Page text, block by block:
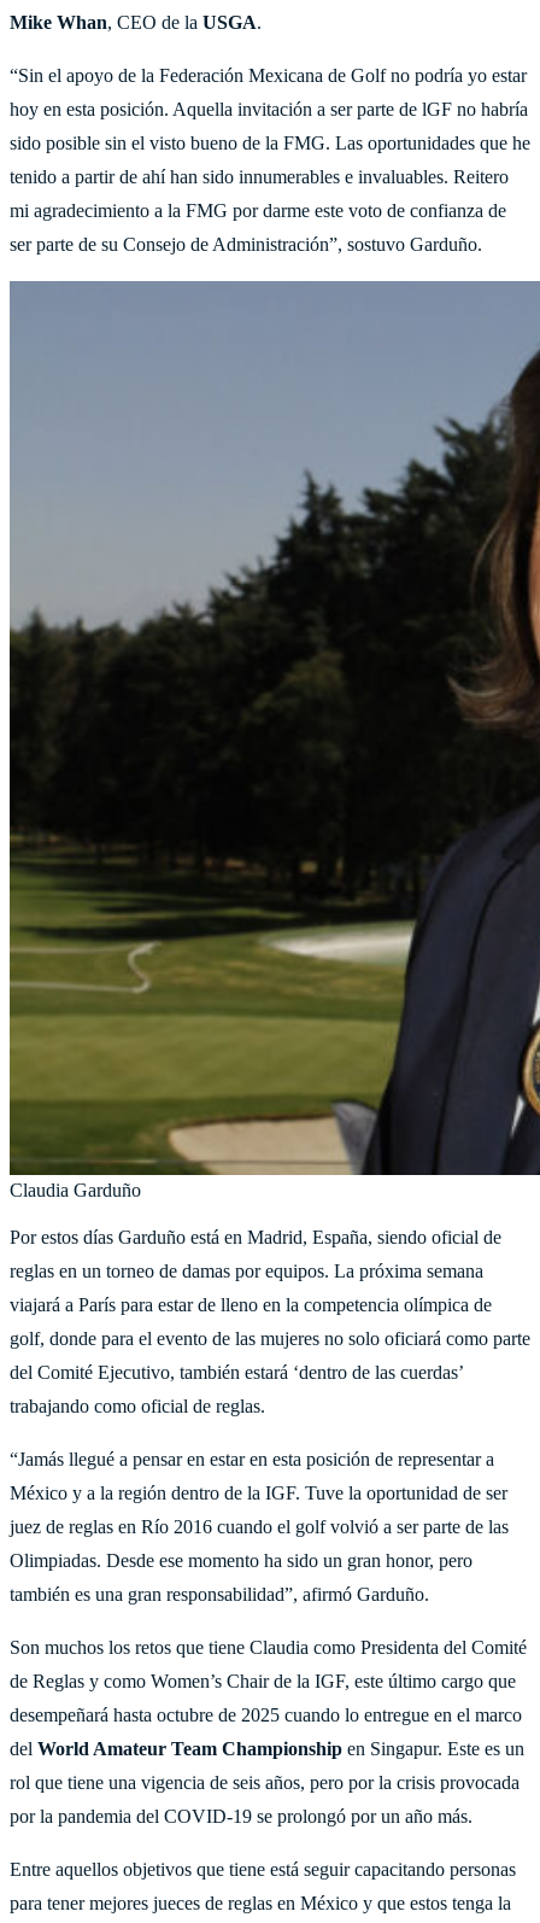
Mike Whan, CEO de la USGA.
“Sin el apoyo de la Federación Mexicana de Golf no podría yo estar
hoy en esta posición. Aquella invitación a ser parte de lGF no habría
sido posible sin el visto bueno de la FMG. Las oportunidades que he
tenido a partir de ahí han sido innumerables e invaluables. Reitero
mi agradecimiento a la FMG por darme este voto de confianza de
ser parte de su Consejo de Administración”, sostuvo Garduño.
Claudia Garduño
Por estos días Garduño está en Madrid, España, siendo oficial de
reglas en un torneo de damas por equipos. La próxima semana
viajará a París para estar de lleno en la competencia olímpica de
golf, donde para el evento de las mujeres no solo oficiará como parte
del Comité Ejecutivo, también estará ‘dentro de las cuerdas’
trabajando como oficial de reglas.
“Jamás llegué a pensar en estar en esta posición de representar a
México y a la región dentro de la IGF. Tuve la oportunidad de ser
juez de reglas en Río 2016 cuando el golf volvió a ser parte de las
Olimpiadas. Desde ese momento ha sido un gran honor, pero
también es una gran responsabilidad”, afirmó Garduño.
Son muchos los retos que tiene Claudia como Presidenta del Comité
de Reglas y como Women’s Chair de la IGF, este último cargo que
desempeñará hasta octubre de 2025 cuando lo entregue en el marco
del World Amateur Team Championship en Singapur. Este es un
rol que tiene una vigencia de seis años, pero por la crisis provocada
por la pandemia del COVID-19 se prolongó por un año más.
Entre aquellos objetivos que tiene está seguir capacitando personas
para tener mejores jueces de reglas en México y que estos tenga la